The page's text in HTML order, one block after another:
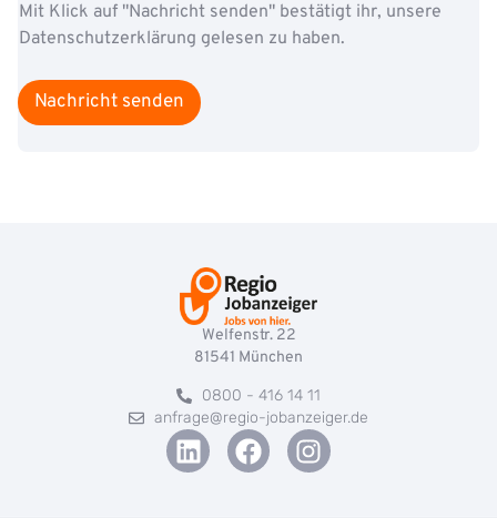
Mit Klick auf "Nachricht senden" bestätigt ihr, unsere
Datenschutzerklärung gelesen zu haben.
Nachricht senden
Welfenstr. 22
81541 München
0800 - 416 14 11
anfrage@regio-jobanzeiger.de